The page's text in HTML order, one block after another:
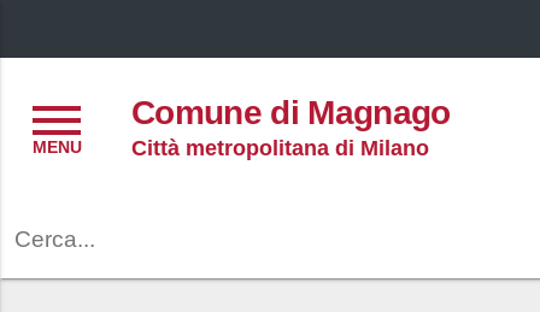
Comune di Magnago
Città metropolitana di Milano